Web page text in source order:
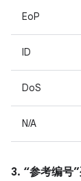
EoP
ID
DoS
N/A
3. “参考编号